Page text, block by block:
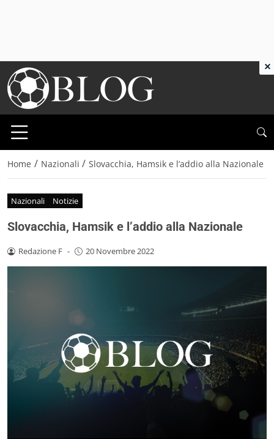
Home / Nazionali / Slovacchia, Hamsik e l’addio alla Nazionale
Nazionali Notizie
Slovacchia, Hamsik e l’addio alla Nazionale
Redazione F - 20 Novembre 2022
×